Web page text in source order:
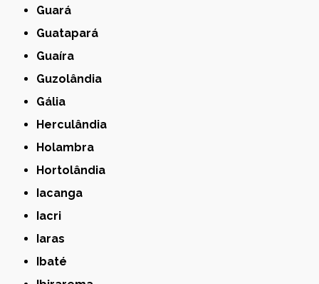
Guará
Guatapará
Guaíra
Guzolândia
Gália
Herculândia
Holambra
Hortolândia
Iacanga
Iacri
Iaras
Ibaté